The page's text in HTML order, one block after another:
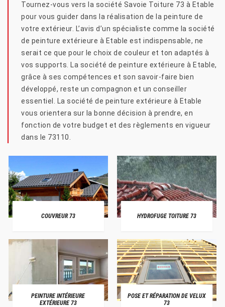
Tournez-vous vers la société Savoie Toiture 73 à Etable
pour vous guider dans la réalisation de la peinture de
votre extérieur. L’avis d’un spécialiste comme la société
de peinture extérieure à Etable est indispensable, ne
serait ce que pour le choix de couleur et ton adaptés à
vos supports. La société de peinture extérieure à Etable,
grâce à ses compétences et son savoir-faire bien
développé, reste un compagnon et un conseiller
essentiel. La société de peinture extérieure à Etable
vous orientera sur la bonne décision à prendre, en
fonction de votre budget et des règlements en vigueur
dans le 73110.
COUVREUR 73 HYDROFUGE TOITURE 73
PEINTURE INTÉRIEURE
EXTÉRIEURE 73
POSE ET RÉPARATION DE VELUX
73